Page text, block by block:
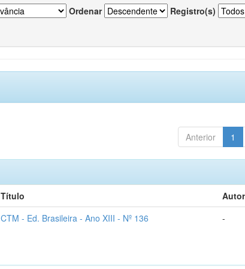
Ordenar Registro(s)
Anterior 1
Título
CTM - Ed. Brasileira - Ano XIII - Nº 136 -